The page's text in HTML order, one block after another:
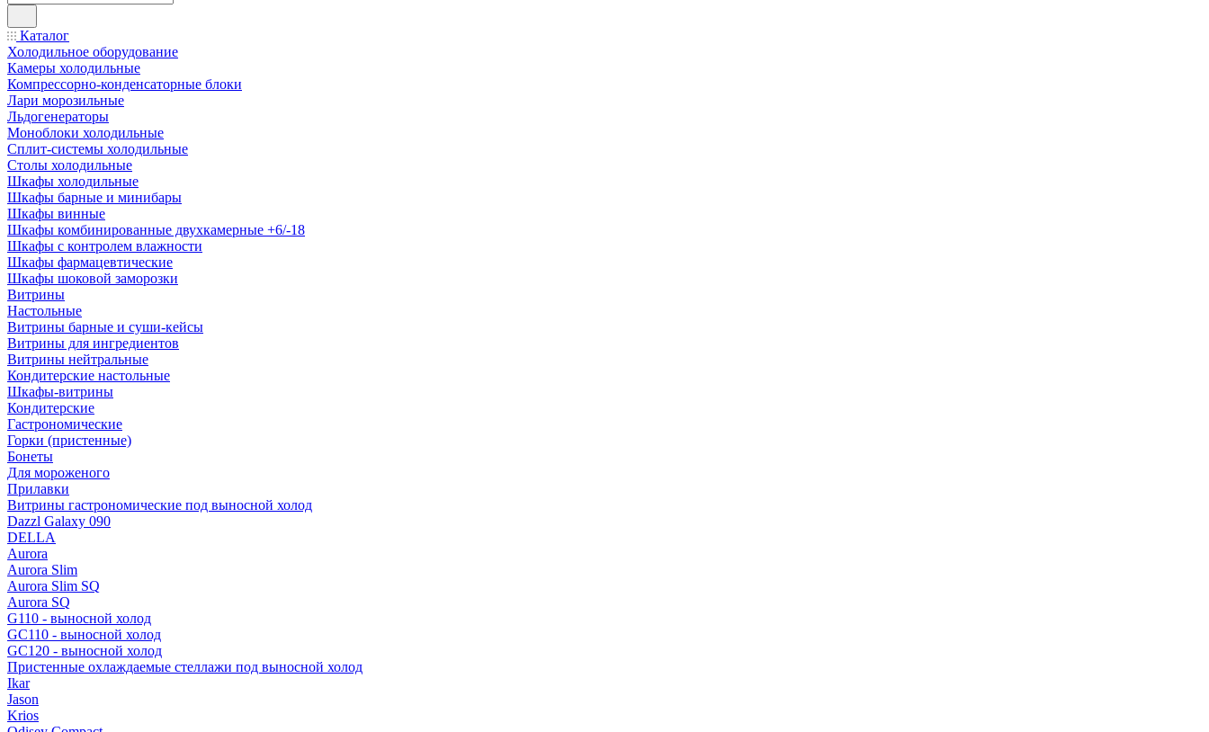
Каталог
Холодильное оборудование
Камеры холодильные
Компрессорно-конденсаторные блоки
Лари морозильные
Льдогенераторы
Моноблоки холодильные
Сплит-системы холодильные
Столы холодильные
Шкафы холодильные
Шкафы барные и минибары
Шкафы винные
Шкафы комбинированные двухкамерные +6/-18
Шкафы с контролем влажности
Шкафы фармацевтические
Шкафы шоковой заморозки
Витрины
Настольные
Витрины барные и суши-кейсы
Витрины для ингредиентов
Витрины нейтральные
Кондитерские настольные
Шкафы-витрины
Кондитерские
Гастрономические
Горки (пристенные)
Бонеты
Для мороженого
Прилавки
Витрины гастрономические под выносной холод
Dazzl Galaxy 090
DELLA
Aurora
Aurora Slim
Aurora Slim SQ
Aurora SQ
G110 - выносной холод
GC110 - выносной холод
GC120 - выносной холод
Пристенные охлаждаемые стеллажи под выносной холод
Ikar
Jason
Krios